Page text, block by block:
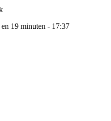
19 minuten - 17:37